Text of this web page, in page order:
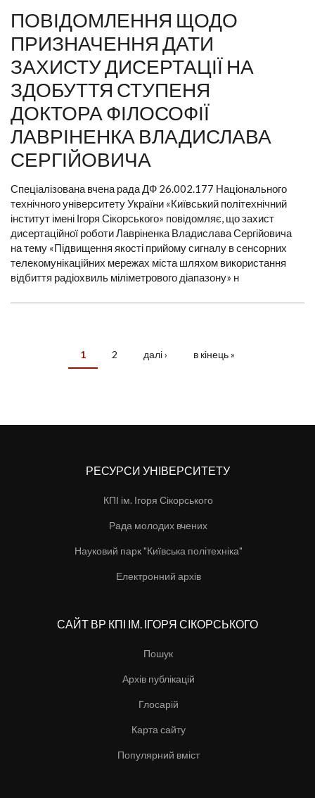
ПОВІДОМЛЕННЯ ЩОДО
ПРИЗНАЧЕННЯ ДАТИ
ЗАХИСТУ ДИСЕРТАЦІЇ НА
ЗДОБУТТЯ СТУПЕНЯ
ДОКТОРА ФІЛОСОФІЇ
ЛАВРІНЕНКА ВЛАДИСЛАВА
СЕРГІЙОВИЧА
Спеціалізована вчена рада ДФ 26.002.177 Національного
технічного університету України «Київський політехнічний
інститут імені Ігоря Сікорського» повідомляє, що захист
дисертаційної роботи Лавріненка Владислава Сергійовича
на тему «Підвищення якості прийому сигналу в сенсорних
телекомунікаційних мережах міста шляхом використання
відбиття радіохвиль міліметрового діапазону» н
СТОРІНКИ
1 2 далі › в кінець »
РЕСУРСИ УНІВЕРСИТЕТУ
КПІ ім. Ігоря Сікорського
Рада молодих вчених
Науковий парк "Київська політехніка"
Електронний архів
САЙТ ВР КПІ ІМ. ІГОРЯ СІКОРСЬКОГО
Пошук
Архів публікацій
Глосарій
Карта сайту
Популярний вміст